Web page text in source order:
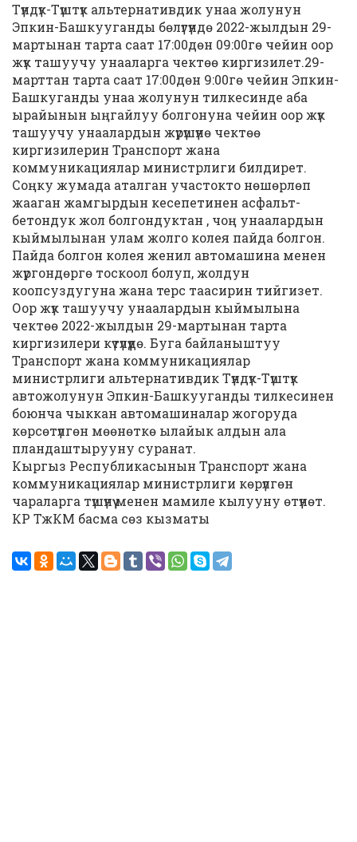
Түндүк-Түштүк альтернативдик унаа жолунун
Эпкин-Башкууганды бөлүгүндө 2022-жылдын 29-
мартынан тарта саат 17:00дөн 09:00гө чейин оор
жүк ташуучу унааларга чектөө киргизилет.29-
марттан тарта саат 17:00дөн 9:00гө чейин Эпкин-
Башкуганды унаа жолунун тилкесинде аба
ырайынын ыңгайлуу болгонуна чейин оор жүк
ташуучу унаалардын жүрүшүнө чектөө
киргизилерин Транспорт жана
коммуникациялар министрлиги билдирет.
Соңку жумада аталган участокто нөшөрлөп
жааган жамгырдын кесепетинен асфальт-
бетондук жол болгондуктан , чоң унаалардын
кыймылынан улам жолго колея пайда болгон.
Пайда болгон колея женил автомашина менен
жүргондөргө тоскоол болуп, жолдун
коопсуздугуна жана терс таасирин тийгизет.
Оор жүк ташуучу унаалардын кыймылына
чектөө 2022-жылдын 29-мартынан тарта
киргизилери күтүлүүдө. Буга байланыштуу
Транспорт жана коммуникациялар
министрлиги альтернативдик Түндүк-Түштүк
автожолунун Эпкин-Башкууганды тилкесинен
боюнча чыккан автомашиналар жогоруда
көрсөтүлгөн мөөнөткө ылайык алдын ала
пландаштырууну суранат.
Кыргыз Республикасынын Транспорт жана
коммуникациялар министрлиги көрүлгөн
чараларга түшүнүү менен мамиле кылууну өтүнөт.
КР ТжКМ басма сөз кызматы